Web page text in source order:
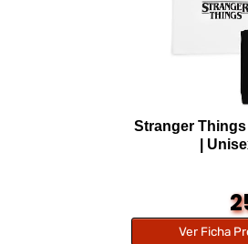
Stranger
|
Ver Ficha